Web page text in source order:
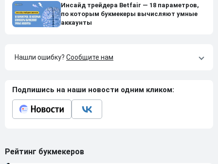
Инсайд трейдера Betfair — 18 параметров,
по которым букмекеры вычисляют умные
аккаунты
Нашли ошибку? Сообщите нам
Подпишись на наши новости одним кликом:
Рейтинг букмекеров